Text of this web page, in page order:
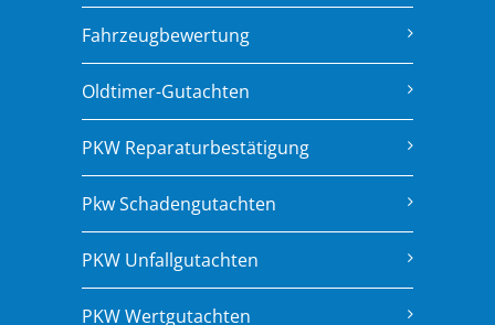
Fahrzeugbewertung
Oldtimer-Gutachten
PKW Reparaturbestätigung
Pkw Schadengutachten
PKW Unfallgutachten
PKW Wertgutachten